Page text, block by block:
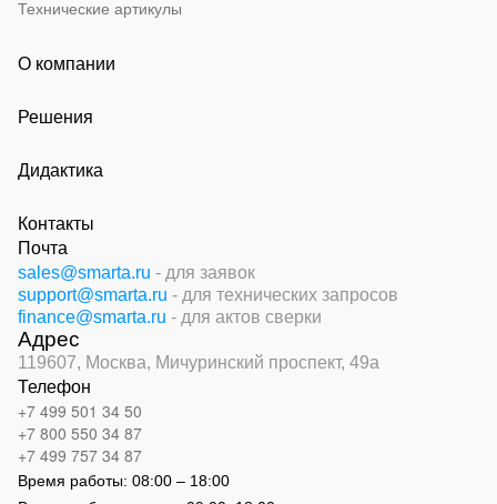
Технические артикулы
О компании
Решения
Дидактика
Контакты
Почта
sales@smarta.ru - для заявок
support@smarta.ru - для технических запросов
finance@smarta.ru - для актов сверки
Адрес
119607, Москва, Мичуринский проспект, 49а
Телефон
+7 499 501 34 50
+7 800 550 34 87
+7 499 757 34 87
Время работы: 08:00 – 18:00